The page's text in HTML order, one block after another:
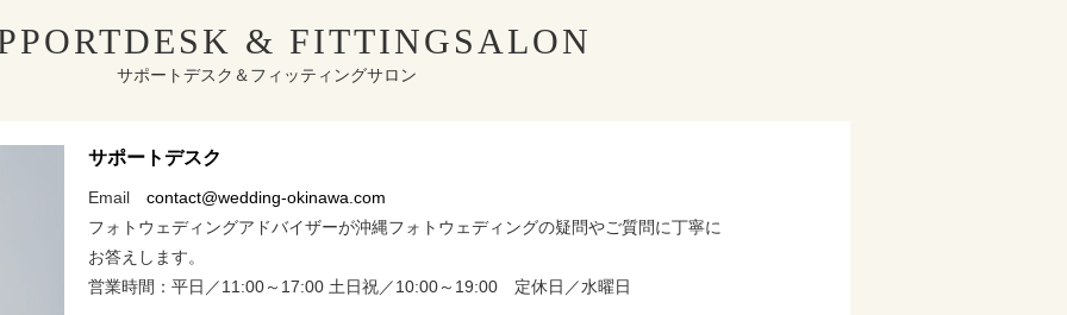
& FITTINGSALON
サポートデスク＆フィッティングサロン
サポートデスク
Email contact@wedding-okinawa.com
フォトウェディングアドバイザーが沖縄フォトウェディングの疑問やご質問に丁寧に
お答えします。
営業時間：平日／11:00～17:00 土日祝／10:00～19:00 定休日／水曜日